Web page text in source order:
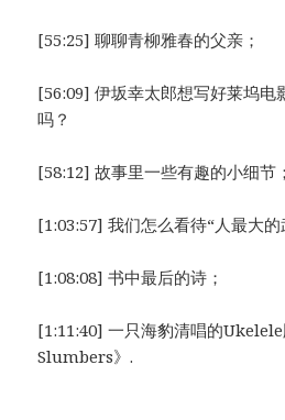
[55:25] 聊聊青柳雅春的父亲；
[56:09] 伊坂幸太郎想写好莱坞电
吗？
[58:12] 故事里一些有趣的小细节；
[1:03:57] 我们怎么看待“人最大的
[1:08:08] 书中最后的诗；
[1:11:40] 一只海豹清唱的
Slumbers》.